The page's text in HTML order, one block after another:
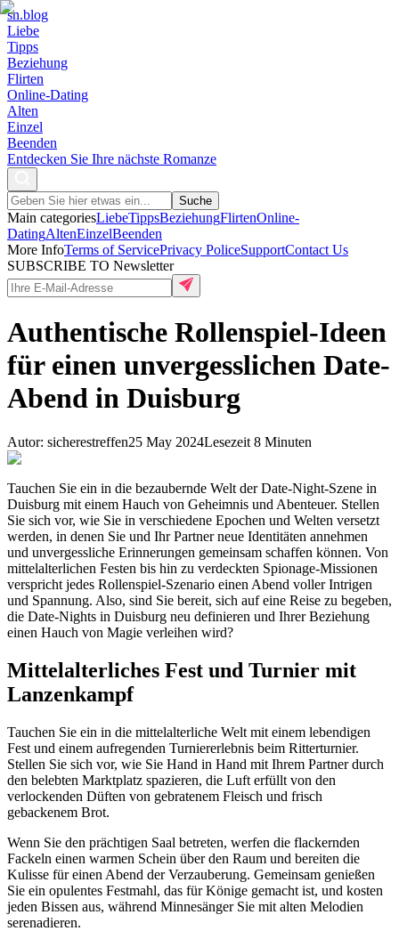
sn.blog
Liebe
Tipps
Beziehung
Flirten
Online-Dating
Alten
Einzel
Beenden
Entdecken Sie Ihre nächste Romanze
Suche
Main categoriesLiebeTippsBeziehungFlirtenOnline-
DatingAltenEinzelBeenden
More InfoTerms of ServicePrivacy PoliceSupportContact Us
SUBSCRIBE TO Newsletter
Authentische Rollenspiel-Ideen
für einen unvergesslichen Date-
Abend in Duisburg
Autor: sicherestreffen25 May 2024Lesezeit 8 Minuten
Tauchen Sie ein in die bezaubernde Welt der Date-Night-Szene in
Duisburg mit einem Hauch von Geheimnis und Abenteuer. Stellen
Sie sich vor, wie Sie in verschiedene Epochen und Welten versetzt
werden, in denen Sie und Ihr Partner neue Identitäten annehmen
und unvergessliche Erinnerungen gemeinsam schaffen können. Von
mittelalterlichen Festen bis hin zu verdeckten Spionage-Missionen
verspricht jedes Rollenspiel-Szenario einen Abend voller Intrigen
und Spannung. Also, sind Sie bereit, sich auf eine Reise zu begeben,
die Date-Nights in Duisburg neu definieren und Ihrer Beziehung
einen Hauch von Magie verleihen wird?
Mittelalterliches Fest und Turnier mit
Lanzenkampf
Tauchen Sie ein in die mittelalterliche Welt mit einem lebendigen
Fest und einem aufregenden Turniererlebnis beim Ritterturnier.
Stellen Sie sich vor, wie Sie Hand in Hand mit Ihrem Partner durch
den belebten Marktplatz spazieren, die Luft erfüllt von den
verlockenden Düften von gebratenem Fleisch und frisch
gebackenem Brot.
Wenn Sie den prächtigen Saal betreten, werfen die flackernden
Fackeln einen warmen Schein über den Raum und bereiten die
Kulisse für einen Abend der Verzauberung. Gemeinsam genießen
Sie ein opulentes Festmahl, das für Könige gemacht ist, und kosten
jeden Bissen aus, während Minnesänger Sie mit alten Melodien
serenadieren.